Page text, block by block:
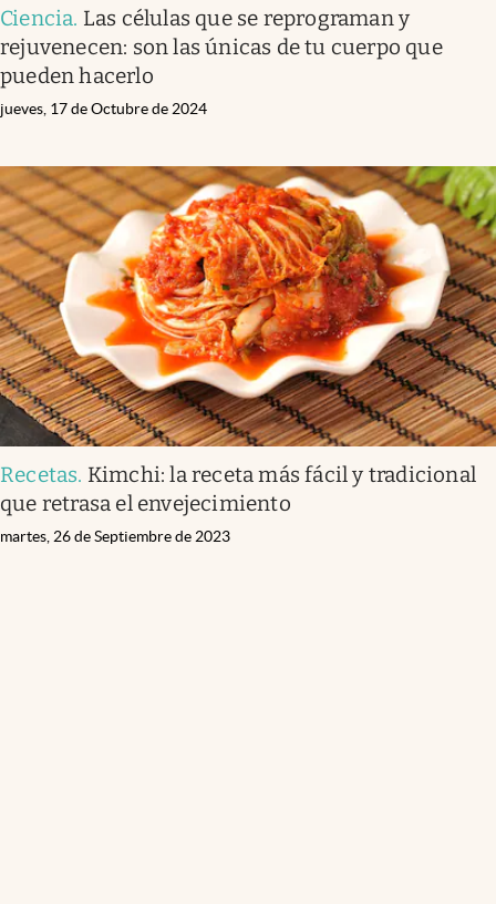
Ciencia. Las células que se reprograman y
rejuvenecen: son las únicas de tu cuerpo que
pueden hacerlo
jueves, 17 de Octubre de 2024
Recetas. Kimchi: la receta más fácil y tradicional
que retrasa el envejecimiento
martes, 26 de Septiembre de 2023